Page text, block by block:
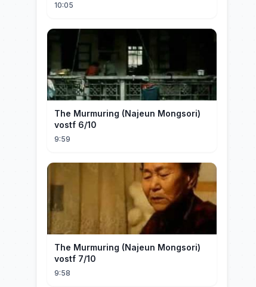
10:05
The Murmuring (Najeun Mongsori)
vostf 6/10
9:59
The Murmuring (Najeun Mongsori)
vostf 7/10
9:58